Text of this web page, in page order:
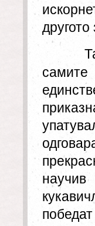
самите
научив